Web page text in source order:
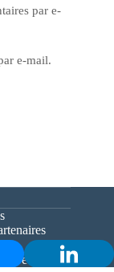
par e-
e-mail.
Web